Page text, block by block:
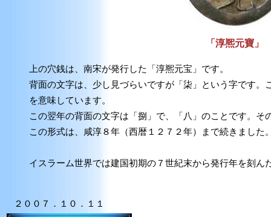
「淳熈元寶」
上の穴銭は、南宋が発行した「淳熈元宝」です。
背面の文字は、少し見づらいですが「柒」という字です
を意味しています。
この翌年の背面の文字は「捌」で、「八」のことです。
この形式は、咸淳８年（西暦１２７２年）まで続きました
イスラーム世界では建国初期の７世紀末から発行年を刻
２００７．１０．１１